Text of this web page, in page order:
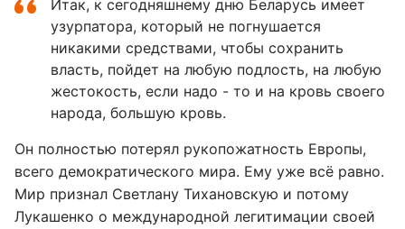
Итак, к сегодняшнему дню Беларусь имеет
узурпатора, который не погнушается
никакими средствами, чтобы сохранить
власть, пойдет на любую подлость, на любую
жестокость, если надо - то и на кровь своего
народа, большую кровь.
Он полностью потерял рукопожатность Европы,
всего демократического мира. Ему уже всё равно.
Мир признал Светлану Тихановскую и потому
Лукашенко о международной легитимации своей